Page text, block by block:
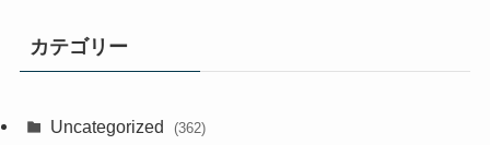
カテゴリー
Uncategorized (362)